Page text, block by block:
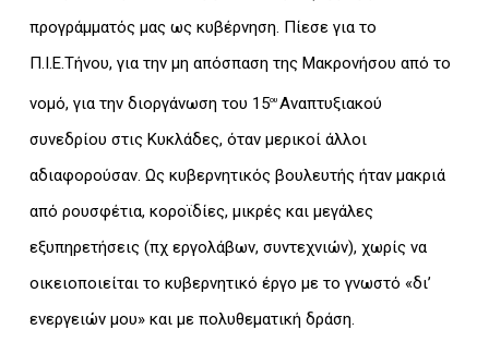
προγράμματός μας ως κυβέρνηση. Πίεσε για το
Π.Ι.Ε.Τήνου, για την μη απόσπαση της Μακρονήσου από το
νομό, για την διοργάνωση του 15ου Αναπτυξιακού
συνεδρίου στις Κυκλάδες, όταν μερικοί άλλοι
αδιαφορούσαν. Ως κυβερνητικός βουλευτής ήταν μακριά
από ρουσφέτια, κοροϊδίες, μικρές και μεγάλες
εξυπηρετήσεις (πχ εργολάβων, συντεχνιών), χωρίς να
οικειοποιείται το κυβερνητικό έργο με το γνωστό «δι’
ενεργειών μου» και με πολυθεματική δράση.